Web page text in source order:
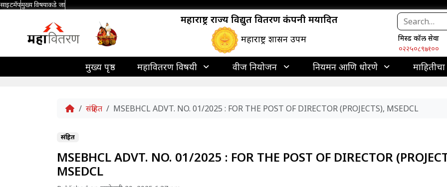
साइटमॅपमुख्य विषयाकडे जा
महाराष्ट्र राज्य विद्युत वितरण कंपनी मर्यादित
महाराष्ट्र शासन उपक्रम
मिस्ड कॉल सेवा
०२२५०८९७१००
मुख्य पृष्ठ महावितरण विषयी वीज नियोजन नियमन आणि धोरणे
Home
संग्रहित MSEBHCL ADVT. NO. 01/2025 : FOR THE POST OF DIRECTOR (PROJECTS), MSEDCL
संग्रहित
MSEBHCL ADVT. NO. 01/2025 : FOR THE POST OF DIRECTOR
MSEDCL